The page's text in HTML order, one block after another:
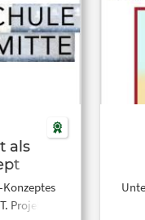
Konzeptes
Projekt ist